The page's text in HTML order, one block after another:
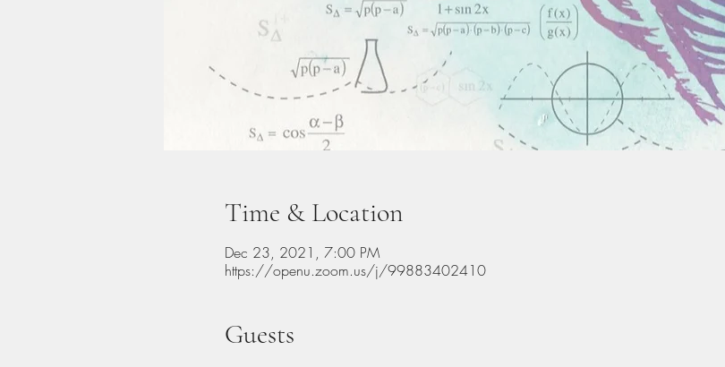
Time & Location
Dec 23, 2021, 7:00 PM
https://openu.zoom.us/j/99883402410
Guests